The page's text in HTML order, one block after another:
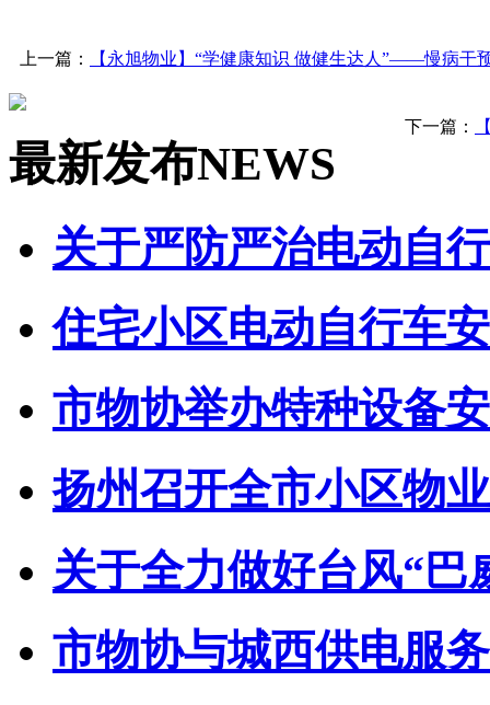
上一篇： 【永旭物业】“学健康知识 做健生达人”——慢病干
下一篇：
最新发布NEWS
关于严防严治电动自
住宅小区电动自行车
市物协举办特种设备
扬州召开全市小区物
关于全力做好台风“巴
市物协与城西供电服